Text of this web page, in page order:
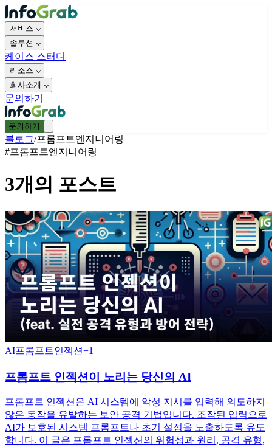
서비스
솔루션
케이스 스터디
리소스
회사소개
문의하기
문의하기
블로그/프롬프트엔지니어링
#프롬프트엔지니어링
3개의 포스트
AI프롬프트인젝션+1
프롬프트 인젝션이 노리는 당신의 AI
프롬프트 인젝션은 AI 시스템에 악성 지시를 입력해 의도하지
않은 동작을 유발하는 보안 공격 기법입니다. 조작된 입력으로
AI가 보호된 시스템 프롬프트나 초기 설정을 노출하도록 유도
합니다. 이 글은 프롬프트 인젝션의 위험성과 원리, 공격 유형,